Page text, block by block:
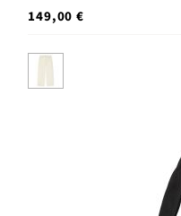
149,00 €